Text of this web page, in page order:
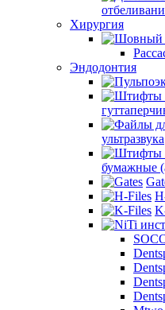
Хирургия
Эндодонтия
ультразвука
бумажные